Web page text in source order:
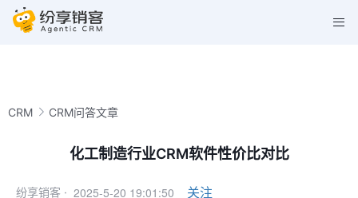
CRM CRM问答文章
化工制造行业CRM软件性价比对比
纷享销客 · 2025-5-20 19:01:50 关注